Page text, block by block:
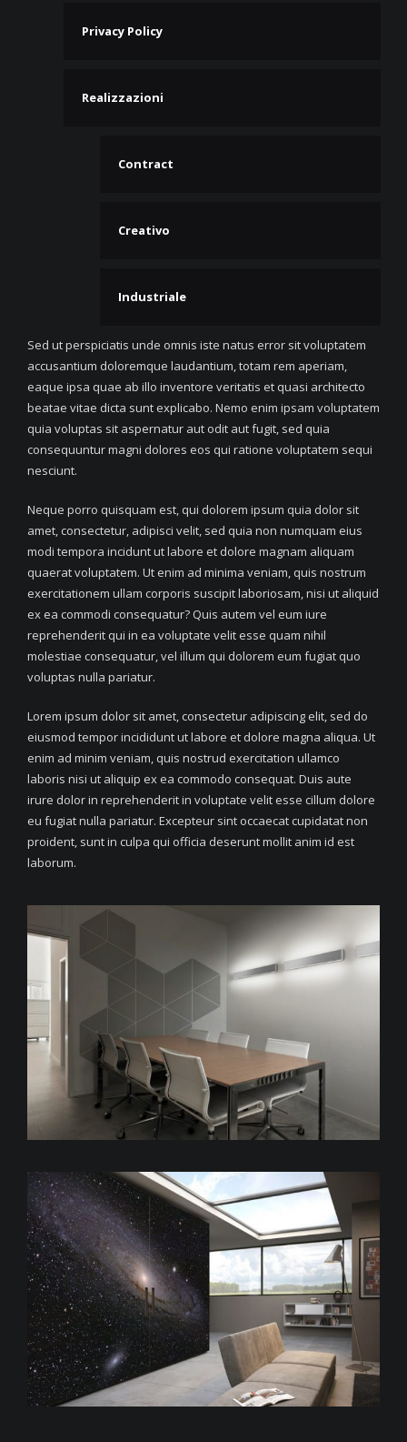
Privacy Policy
Realizzazioni
Contract
Creativo
Industriale
Sed ut perspiciatis unde omnis iste natus error sit voluptatem
accusantium doloremque laudantium, totam rem aperiam,
eaque ipsa quae ab illo inventore veritatis et quasi architecto
beatae vitae dicta sunt explicabo. Nemo enim ipsam voluptatem
quia voluptas sit aspernatur aut odit aut fugit, sed quia
consequuntur magni dolores eos qui ratione voluptatem sequi
nesciunt.
Neque porro quisquam est, qui dolorem ipsum quia dolor sit
amet, consectetur, adipisci velit, sed quia non numquam eius
modi tempora incidunt ut labore et dolore magnam aliquam
quaerat voluptatem. Ut enim ad minima veniam, quis nostrum
exercitationem ullam corporis suscipit laboriosam, nisi ut aliquid
ex ea commodi consequatur? Quis autem vel eum iure
reprehenderit qui in ea voluptate velit esse quam nihil
molestiae consequatur, vel illum qui dolorem eum fugiat quo
voluptas nulla pariatur.
Lorem ipsum dolor sit amet, consectetur adipiscing elit, sed do
eiusmod tempor incididunt ut labore et dolore magna aliqua. Ut
enim ad minim veniam, quis nostrud exercitation ullamco
laboris nisi ut aliquip ex ea commodo consequat. Duis aute
irure dolor in reprehenderit in voluptate velit esse cillum dolore
eu fugiat nulla pariatur. Excepteur sint occaecat cupidatat non
proident, sunt in culpa qui officia deserunt mollit anim id est
laborum.